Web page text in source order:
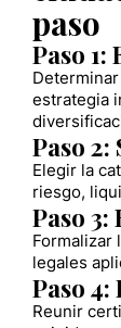
paso
Paso
estrategia
Paso
Elegir la
riesgo,
Paso
Formalizar
legales
Paso
Reunir